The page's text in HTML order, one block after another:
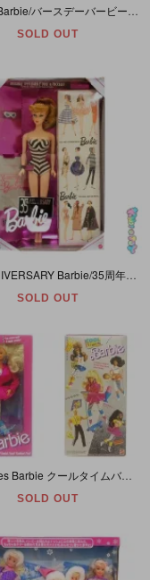
SOLD OUT
SOLD OUT
SOLD OUT